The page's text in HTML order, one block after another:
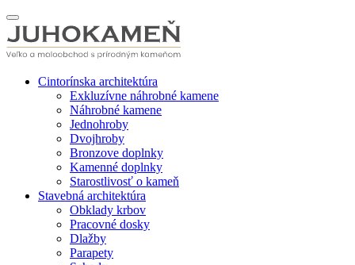
Cintorínska architektúra
Exkluzívne náhrobné kamene
Náhrobné kamene
Jednohroby
Dvojhroby
Bronzove doplnky
Kamenné doplnky
Starostlivosť o kameň
Stavebná architektúra
Obklady krbov
Pracovné dosky
Dlažby
Parapety